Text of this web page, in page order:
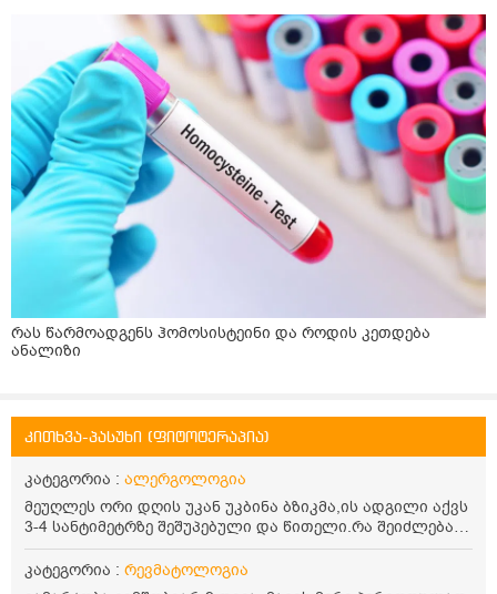
რას წარმოადგენს ჰომოსისტეინი და როდის კეთდება
ანალიზი
კითხვა-პასუხი (ფიტოტერაპია)
კატეგორია : ალერგოლოგია
მეუღლეს ორი დღის უკან უკბინა ბზიკმა,ის ადგილი აქვს
3-4 სანტიმეტრზე შეშუპებული და წითელი.რა შეიძლება
რომ წაისვას.მომენში მოიქავებს ხოლმე
კატეგორია : რევმატოლოგია